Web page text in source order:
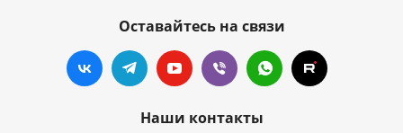
Оставайтесь на связи
Наши контакты